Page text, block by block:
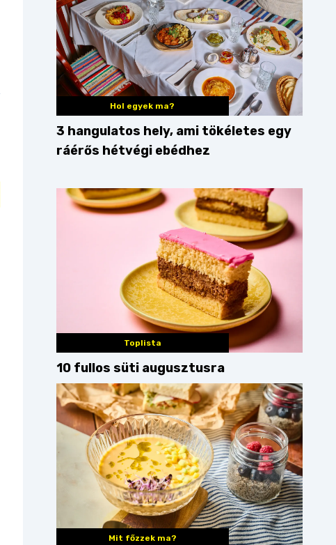
teszteltük piknik városliget
Hol egyek ma?
3 hangulatos hely, ami tökéletes egy
ráérős hétvégi ebédhez
Toplista
10 fullos süti augusztusra
Mit főzzek ma?